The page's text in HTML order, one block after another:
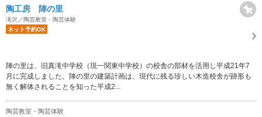
陶工房 陣の里
滝沢／陶芸教室・陶芸体験
ネット予約OK
陣の里は、旧真滝中学校（現一関東中学校）の校舎の部材を活用し平成21年7
月に完成しました。陣の里の建築計画は、現代に残る珍しい木造校舎が跡形も
無く解体されることを知った平成2...
陶芸教室・陶芸体験